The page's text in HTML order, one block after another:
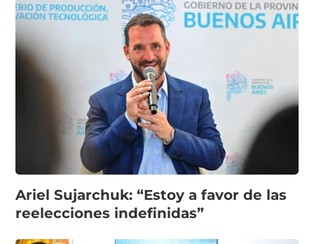
Ariel Sujarchuk: “Estoy a favor de las
reelecciones indefinidas”